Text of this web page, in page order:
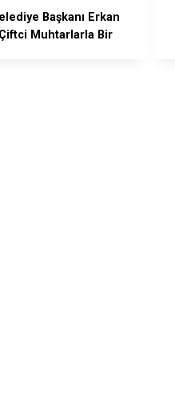
Başkanı Erkan
Çiftci Muhtarlarla Bir